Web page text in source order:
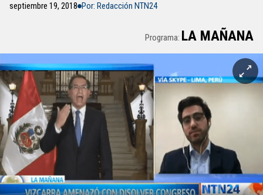
septiembre 19, 2018 Por: Redacción NTN24
Programa: LA MAÑANA